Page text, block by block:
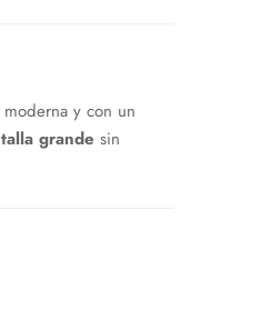
y con un
grande sin